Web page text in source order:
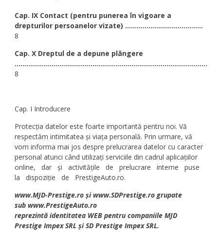
Cap. IX Contact (pentru punerea în vigoare a
drepturilor persoanelor vizate) ........................................
8
Cap. X Dreptul de a depune plângere
...................................................................................................
8
Cap. I Introducere
Protecția datelor este foarte importantă pentru noi. Vă
respectăm intimitatea și viața personală. Prin urmare, vă
vom informa mai jos despre prelucrarea datelor cu caracter
personal atunci când utilizați serviciile din cadrul aplicațiilor
online, dar și activitățile de prelucrare interne puse
la dispoziție de PrestigeAuto.ro.
www.MJD-Prestige.ro și www.SDPrestige.ro grupate
sub www.PrestigeAuto.ro
reprezintă identitatea WEB pentru companiile MJD
Prestige Impex SRL și SD Prestige Impex SRL.